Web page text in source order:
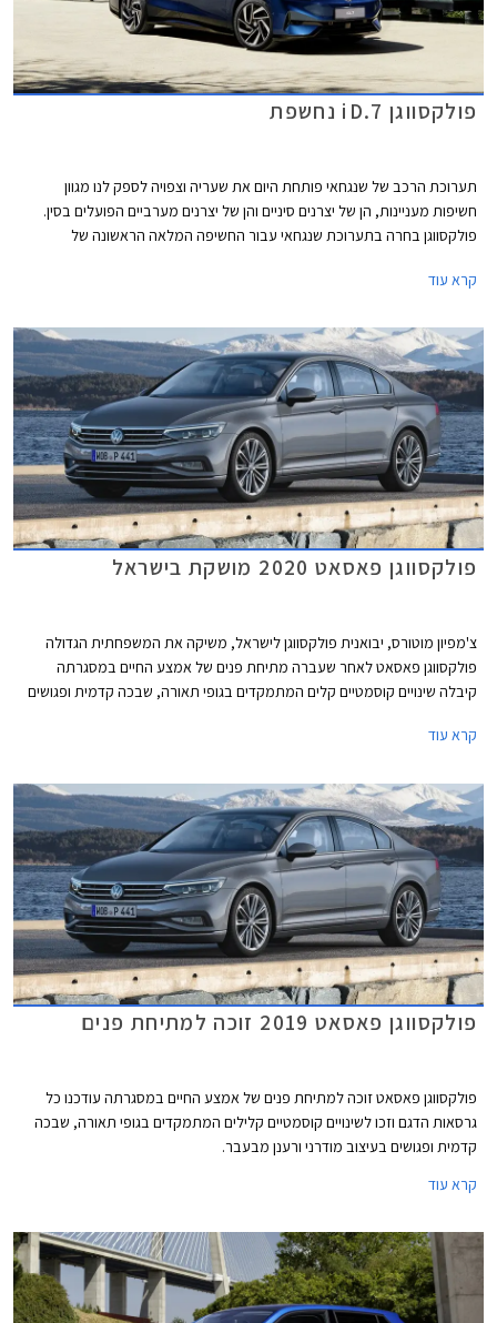
פולקסווגן iD.7 נחשפת
תערוכת הרכב של שנגחאי פותחת היום את שעריה וצפויה לספק לנו מגוון
חשיפות מעניינות, הן של יצרנים סיניים והן של יצרנים מערביים הפועלים בסין.
פולקסווגן בחרה בתערוכת שנגחאי עבור החשיפה המלאה הראשונה של
נהנתה שנים ארוכות מהיעדר תחרות אבל בתקופה האחרונה הצטרפו גם יונדאי
באירופה בימים אלה ומכוניות סיניות אחרות.
קרא עוד
פולקסווגן פאסאט 2020 מושקת בישראל
צ'מפיון מוטורס, יבואנית פולקסווגן לישראל, משיקה את המשפחתית הגדולה
פולקסווגן פאסאט לאחר שעברה מתיחת פנים של אמצע החיים במסגרתה
קיבלה שינויים קוסמטיים קלים המתמקדים בגופי תאורה, שבכה קדמית ופגושים
קרא עוד
פולקסווגן פאסאט 2019 זוכה למתיחת פנים
פולקסווגן פאסאט זוכה למתיחת פנים של אמצע החיים במסגרתה עודכנו כל
גרסאות הדגם וזכו לשינויים קוסמטיים קלילים המתמקדים בגופי תאורה, שבכה
קדמית ופגושים בעיצוב מודרני ורענן מבעבר.
קרא עוד